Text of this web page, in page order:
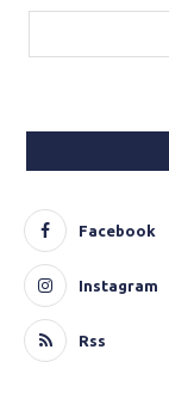
Facebook
Instagram
Rss